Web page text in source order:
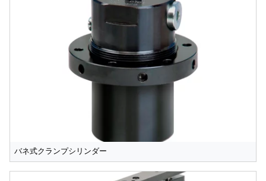
バネ式クランプシリンダー